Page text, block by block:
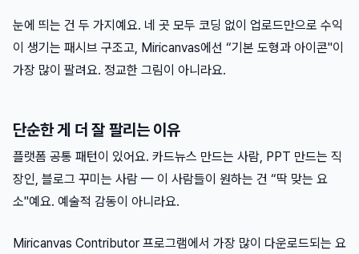
눈에 띄는 건 두 가지예요. 네 곳 모두 코딩 없이 업로드만으로 수익
이 생기는 패시브 구조고, Miricanvas에선 “기본 도형과 아이콘"이
가장 많이 팔려요. 정교한 그림이 아니라요.
단순한 게 더 잘 팔리는 이유
플랫폼 공통 패턴이 있어요. 카드뉴스 만드는 사람, PPT 만드는 직
장인, 블로그 꾸미는 사람 — 이 사람들이 원하는 건 “딱 맞는 요
소"예요. 예술적 감동이 아니라요.
Miricanvas Contributor 프로그램에서 가장 많이 다운로드되는 요